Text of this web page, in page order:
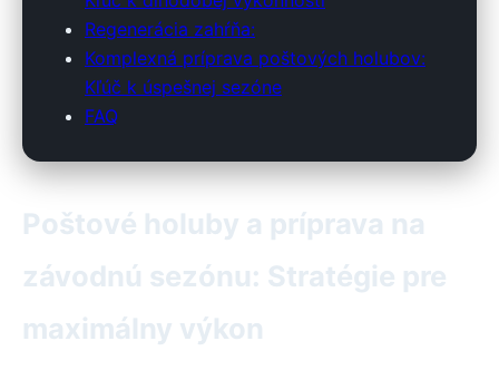
Regenerácia zahŕňa:
Komplexná príprava poštových holubov:
Kľúč k úspešnej sezóne
FAQ
Poštové holuby a príprava na
závodnú sezónu: Stratégie pre
maximálny výkon